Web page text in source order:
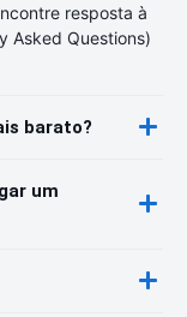
resposta à
Asked Questions)
barato?
um